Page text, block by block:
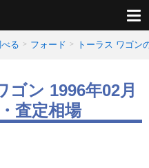
る フォード トーラス ワゴン
ン 1996年02月
査定相場